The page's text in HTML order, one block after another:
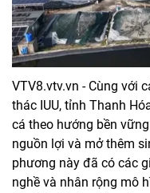
VTV8.vtv.vn - Cùng với
thác IUU, tỉnh Thanh
cá theo hướng bền
nguồn lợi và mở thêm
phương này đã có các
nghề và nhân rộng mô